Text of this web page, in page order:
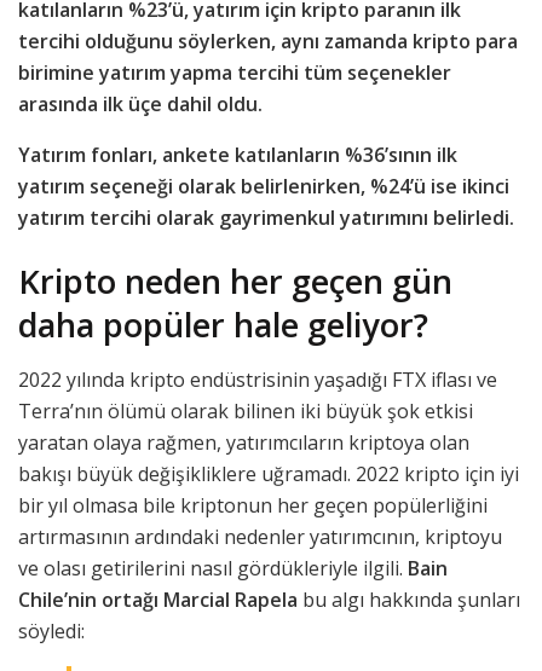
katılanların %23’ü, yatırım için kripto paranın ilk
tercihi olduğunu söylerken, aynı zamanda kripto para
birimine yatırım yapma tercihi tüm seçenekler
arasında ilk üçe dahil oldu.
Yatırım fonları, ankete katılanların %36’sının ilk
yatırım seçeneği olarak belirlenirken, %24’ü ise ikinci
yatırım tercihi olarak gayrimenkul yatırımını belirledi.
Kripto neden her geçen gün
daha popüler hale geliyor?
2022 yılında kripto endüstrisinin yaşadığı FTX iflası ve
Terra’nın ölümü olarak bilinen iki büyük şok etkisi
yaratan olaya rağmen, yatırımcıların kriptoya olan
bakışı büyük değişikliklere uğramadı. 2022 kripto için iyi
bir yıl olmasa bile kriptonun her geçen popülerliğini
artırmasının ardındaki nedenler yatırımcının, kriptoyu
ve olası getirilerini nasıl gördükleriyle ilgili. Bain
Chile’nin ortağı Marcial Rapela bu algı hakkında şunları
söyledi: